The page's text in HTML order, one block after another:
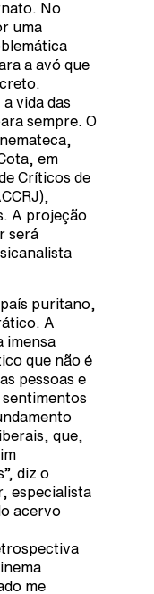
No
uma
a avó que
vida das
sempre. O
em
Críticos de
A projeção
será
puritano,
A
imensa
que não é
pessoas e
que,
diz o
especialista
acervo
me